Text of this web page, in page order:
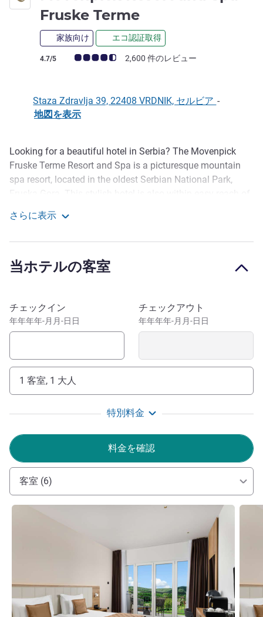
Fruske Terme
家族向け エコ認証取得
お客さまの声 (確認済みレビュー アコーホテルズ)
4.7/5 2,600 件のレビュー
Staza Zdravlja 39, 22408 VRDNIK, セルビア -
地図を表示
説明
Looking for a beautiful hotel in Serbia? The Movenpick
Fruske Terme Resort and Spa is a picturesque mountain
spa resort, located in the oldest Serbian National Park,
Belgrade and Novi Sad. Arrive at nearby Nikola Tesla
Belgrade and enjoy a relaxing stay in Serbia, whether
boasts 11 thermal pools, saunas and fun facilities for kids.
various restaurants serving excellent Serbian and
international cuisine. Enjoy the freshest local ingredients
whether dining in the all-day restaurant or grabbing a bite
balconies, TVs, Wi-Fi and refreshments. Visiting on
business? The Mövenpick Fruske Terme Resort & Spa
offers 11 flexible top-floor spaces for meetings and
equipment.
The Team of Mövenpick Resort and Spa Fruske Terme
wishes you a warm welcome! Enjoy our beautiful resort
and exceptional facilities while indulging all your senses
and creating lasting moments for a lifetime.
さらに表示
当ホテルの客室
このホテルを予約
チェックイン
年年年年-月月-日日
チェックアウト
年年年年-月月-日日
1 客室, 1 大人
特別料金
料金を確認
客室 (6)
詳細を表示 詳細